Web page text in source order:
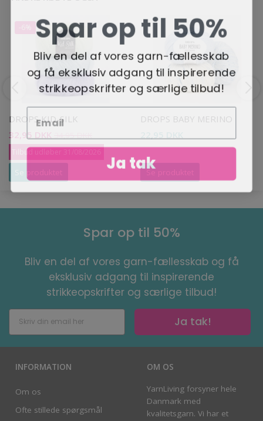
-6%
DROPS KID-SILK
32,95 DKK
Tilbud udløber 31/08/2026
Se produktet
DROPS BABY MERINO
Se produktet
Spar op til 50%
Bliv en del af vores garn-fællesskab og få
eksklusiv adgang til inspirerende
strikkeopskrifter og særlige tilbud!
Ja tak!
INFORMATION
Om os
Ofte stillede spørgsmål
OM OS
YarnLiving forsyner hele
Danmark med
kvalitetsgarn. Vi har et
Spar op til 50%
Bliv en del af vores garn-fællesskab
og få eksklusiv adgang til inspirerende
strikkeopskrifter og særlige tilbud!
Ja tak